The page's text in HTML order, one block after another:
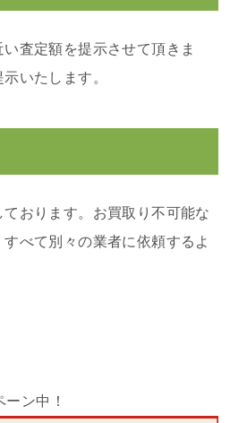
査定額を提示させて頂きま
いたします。
おります。お買取り不可能な
べて別々の業者に依頼するよ
ーン中！